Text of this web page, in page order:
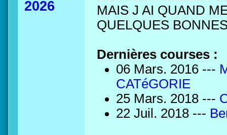
2026
MAIS J AI QUAND
QUELQUES
Dernières courses :
06 Mars. 2016 ---
CATéGORIE
25 Mars. 2018 ---
22 Juil. 2018 ---